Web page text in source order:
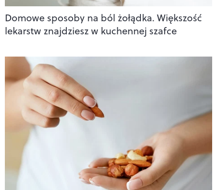
Domowe sposoby na ból żołądka. Większość
lekarstw znajdziesz w kuchennej szafce